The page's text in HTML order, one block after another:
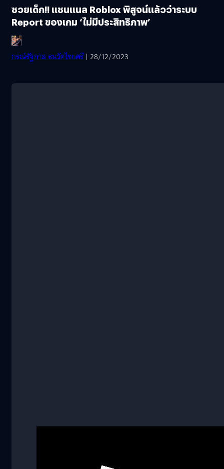
ซวยเด็ก!! แชนแนล Roblox พิสูจน์แล้วว่าระบบ
Report ของเกม ‘ไม่มีประสิทธิภาพ’
กรณ์รัฐภาส ธนวัตไชยศรี | 28/12/2023